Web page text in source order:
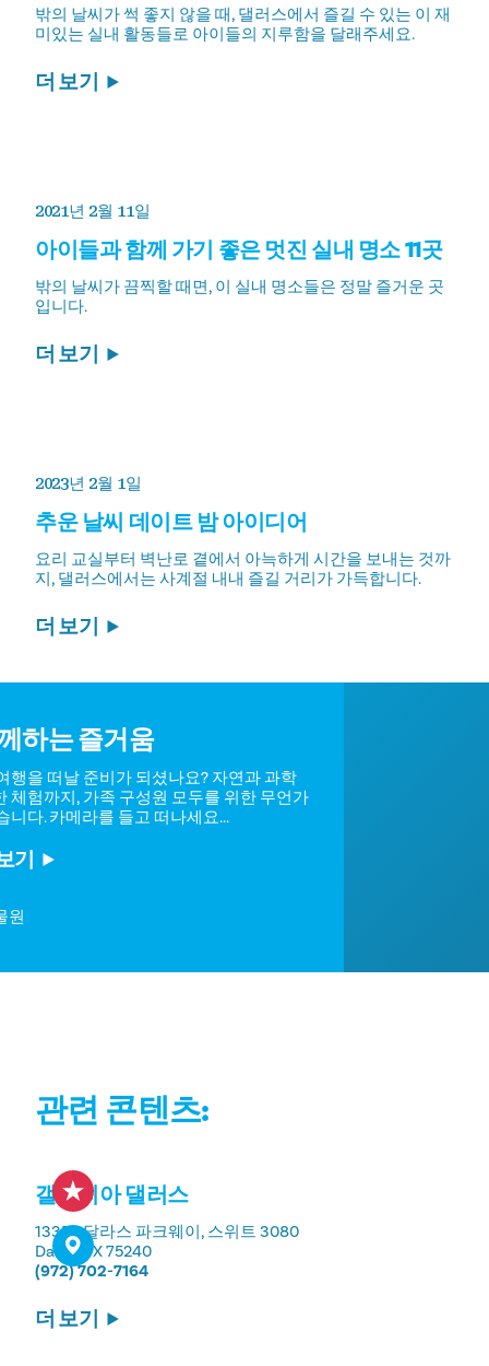
밖의 날씨가 썩 좋지 않을 때, 댈러스에서 즐길 수 있는 이 재
미있는 실내 활동들로 아이들의 지루함을 달래주세요.
더 보기
2021년 2월 11일
아이들과 함께 가기 좋은 멋진 실내 명소 11곳
밖의 날씨가 끔찍할 때면, 이 실내 명소들은 정말 즐거운 곳
입니다.
더 보기
2023년 2월 1일
추운 날씨 데이트 밤 아이디어
요리 교실부터 벽난로 곁에서 아늑하게 시간을 보내는 것까
지, 댈러스에서는 사계절 내내 즐길 거리가 가득합니다.
더 보기
가족과 함께하는 즐거움
댈러스로 가족 여행을 떠날 준비가 되셨나요? 자연과 과학
여행부터 특별한 체험까지, 가족 구성원 모두를 위한 무언가
가 준비되어 있습니다. 카메라를 들고 떠나세요...
자세히 알아보기
관련 콘텐츠:
갤러리아 댈러스
13350 달라스 파크웨이, 스위트 3080
Dallas, TX 75240
(972) 702-7164
더 보기